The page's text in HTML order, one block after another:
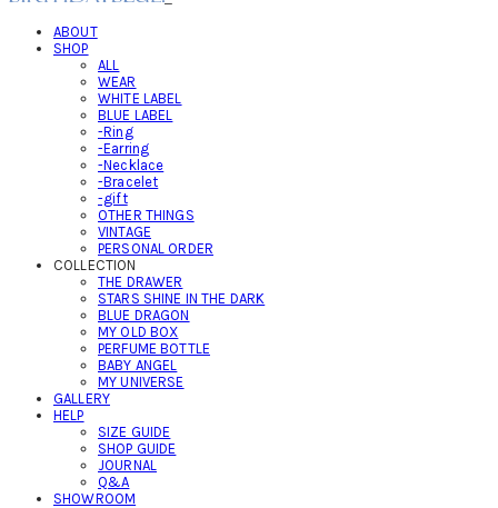
ABOUT
SHOP
ALL
WEAR
WHITE LABEL
BLUE LABEL
-Ring
-Earring
-Necklace
-Bracelet
-gift
OTHER THINGS
VINTAGE
PERSONAL ORDER
COLLECTION
THE DRAWER
STARS SHINE IN THE DARK
BLUE DRAGON
MY OLD BOX
PERFUME BOTTLE
BABY ANGEL
MY UNIVERSE
GALLERY
HELP
SIZE GUIDE
SHOP GUIDE
JOURNAL
Q&A
SHOWROOM